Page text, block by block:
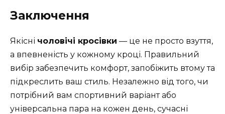
Заключення
Якісні чоловічі кросівки — це не просто взуття,
а впевненість у кожному кроці. Правильний
вибір забезпечить комфорт, запобіжить втому та
підкреслить ваш стиль. Незалежно від того, чи
потрібний вам спортивний варіант або
універсальна пара на кожен день, сучасні